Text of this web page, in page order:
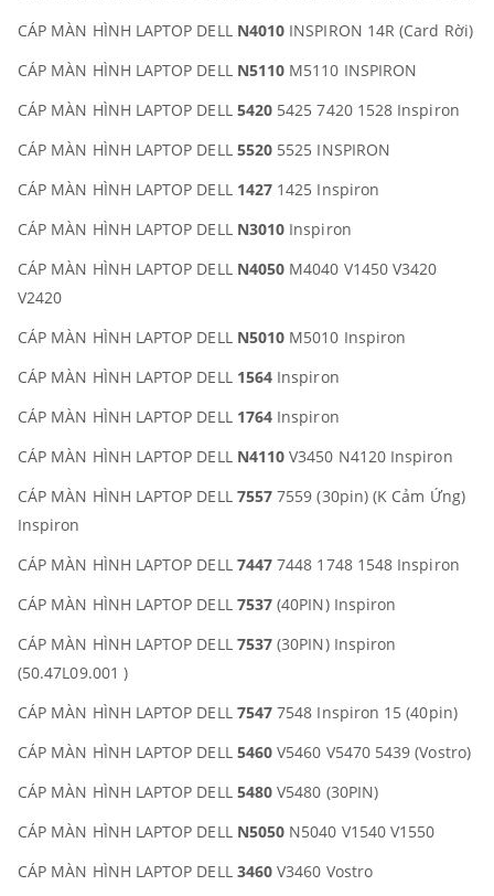
CÁP MÀN HÌNH LAPTOP DELL N4010 INSPIRON 14R (Card Rời)
CÁP MÀN HÌNH LAPTOP DELL N5110 M5110 INSPIRON
CÁP MÀN HÌNH LAPTOP DELL 5420 5425 7420 1528 Inspiron
CÁP MÀN HÌNH LAPTOP DELL 5520 5525 INSPIRON
CÁP MÀN HÌNH LAPTOP DELL 1427 1425 Inspiron
CÁP MÀN HÌNH LAPTOP DELL N3010 Inspiron
CÁP MÀN HÌNH LAPTOP DELL N4050 M4040 V1450 V3420
V2420
CÁP MÀN HÌNH LAPTOP DELL N5010 M5010 Inspiron
CÁP MÀN HÌNH LAPTOP DELL 1564 Inspiron
CÁP MÀN HÌNH LAPTOP DELL 1764 Inspiron
CÁP MÀN HÌNH LAPTOP DELL N4110 V3450 N4120 Inspiron
CÁP MÀN HÌNH LAPTOP DELL 7557 7559 (30pin) (K Cảm Ứng)
Inspiron
CÁP MÀN HÌNH LAPTOP DELL 7447 7448 1748 1548 Inspiron
CÁP MÀN HÌNH LAPTOP DELL 7537 (40PIN) Inspiron
CÁP MÀN HÌNH LAPTOP DELL 7537 (30PIN) Inspiron
(50.47L09.001 )
CÁP MÀN HÌNH LAPTOP DELL 7547 7548 Inspiron 15 (40pin)
CÁP MÀN HÌNH LAPTOP DELL 5460 V5460 V5470 5439 (Vostro)
CÁP MÀN HÌNH LAPTOP DELL 5480 V5480 (30PIN)
CÁP MÀN HÌNH LAPTOP DELL N5050 N5040 V1540 V1550
CÁP MÀN HÌNH LAPTOP DELL 3460 V3460 Vostro